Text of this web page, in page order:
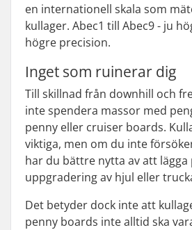
en internationell skala som
kullager. Abec1 till Abec9 - ju
högre precision.
Inget som ruinerar dig
Till skillnad från downhill och
inte spendera massor med
penny eller cruiser boards.
viktiga, men om du inte
har du bättre nytta av att lägga
uppgradering av hjul eller
Det betyder dock inte att
penny boards inte alltid ska